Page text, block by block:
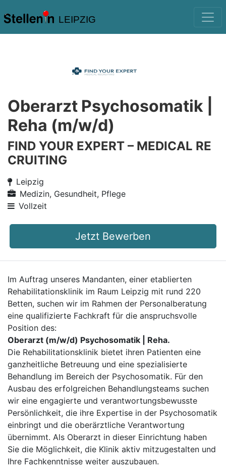
LEIPZIG
Oberarzt Psychosomatik |
Reha (m/w/d)
FIND YOUR EXPERT – MEDICAL RE
CRUITING
Leipzig
Medizin, Gesundheit, Pflege
Vollzeit
Jetzt Bewerben
Im Auftrag unseres Mandanten, einer etablierten
Rehabilitationsklinik im Raum Leipzig mit rund 220
Betten, suchen wir im Rahmen der Personalberatung
eine qualifizierte Fachkraft für die anspruchsvolle
Position des:
Oberarzt (m/w/d) Psychosomatik | Reha.
Die Rehabilitationsklinik bietet ihren Patienten eine
ganzheitliche Betreuung und eine spezialisierte
Behandlung im Bereich der Psychosomatik. Für den
Ausbau des erfolgreichen Behandlungsteams suchen
wir eine engagierte und verantwortungsbewusste
Persönlichkeit, die ihre Expertise in der Psychosomatik
einbringt und die oberärztliche Verantwortung
übernimmt. Als Oberarzt in dieser Einrichtung haben
Sie die Möglichkeit, die Klinik aktiv mitzugestalten und
Ihre Fachkenntnisse weiter auszubauen.